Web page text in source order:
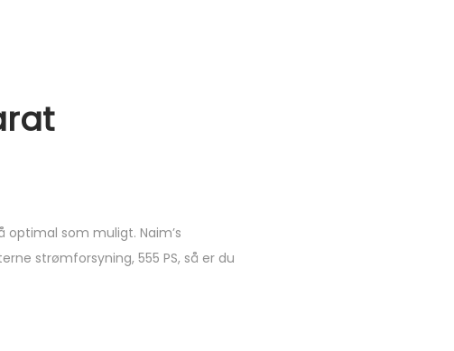
som muligt. Naim’s
strømforsyning, 555 PS, så er du